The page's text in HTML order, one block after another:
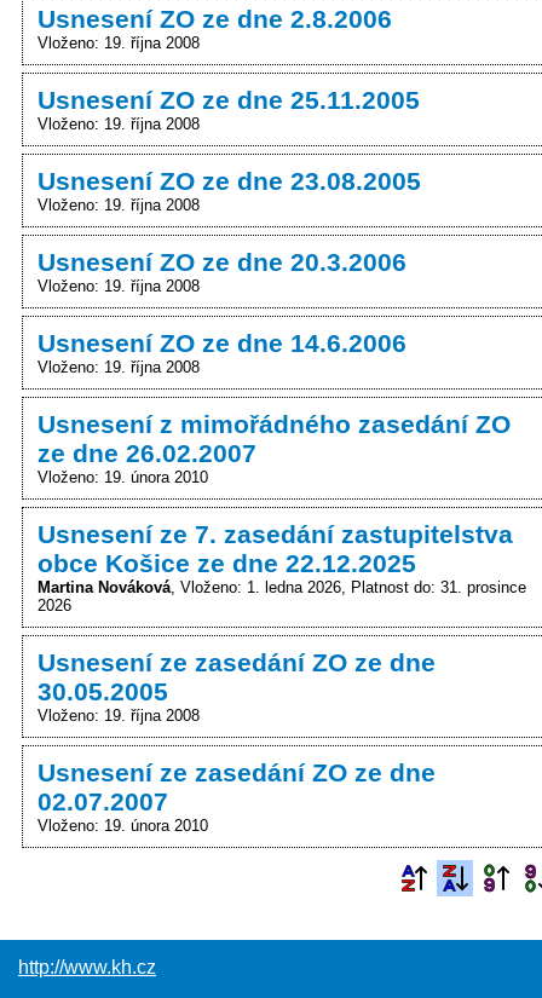
Usnesení ZO ze dne 2.8.2006
Vloženo: 19. října 2008
Usnesení ZO ze dne 25.11.2005
Vloženo: 19. října 2008
Usnesení ZO ze dne 23.08.2005
Vloženo: 19. října 2008
Usnesení ZO ze dne 20.3.2006
Vloženo: 19. října 2008
Usnesení ZO ze dne 14.6.2006
Vloženo: 19. října 2008
Usnesení z mimořádného zasedání ZO
ze dne 26.02.2007
Vloženo: 19. února 2010
Usnesení ze 7. zasedání zastupitelstva
obce Košice ze dne 22.12.2025
Martina Nováková Vloženo: 1. ledna 2026
Platnost do: 31. prosince
2026
Usnesení ze zasedání ZO ze dne
30.05.2005
Vloženo: 19. října 2008
Usnesení ze zasedání ZO ze dne
02.07.2007
Vloženo: 19. února 2010
http://www.kh.cz